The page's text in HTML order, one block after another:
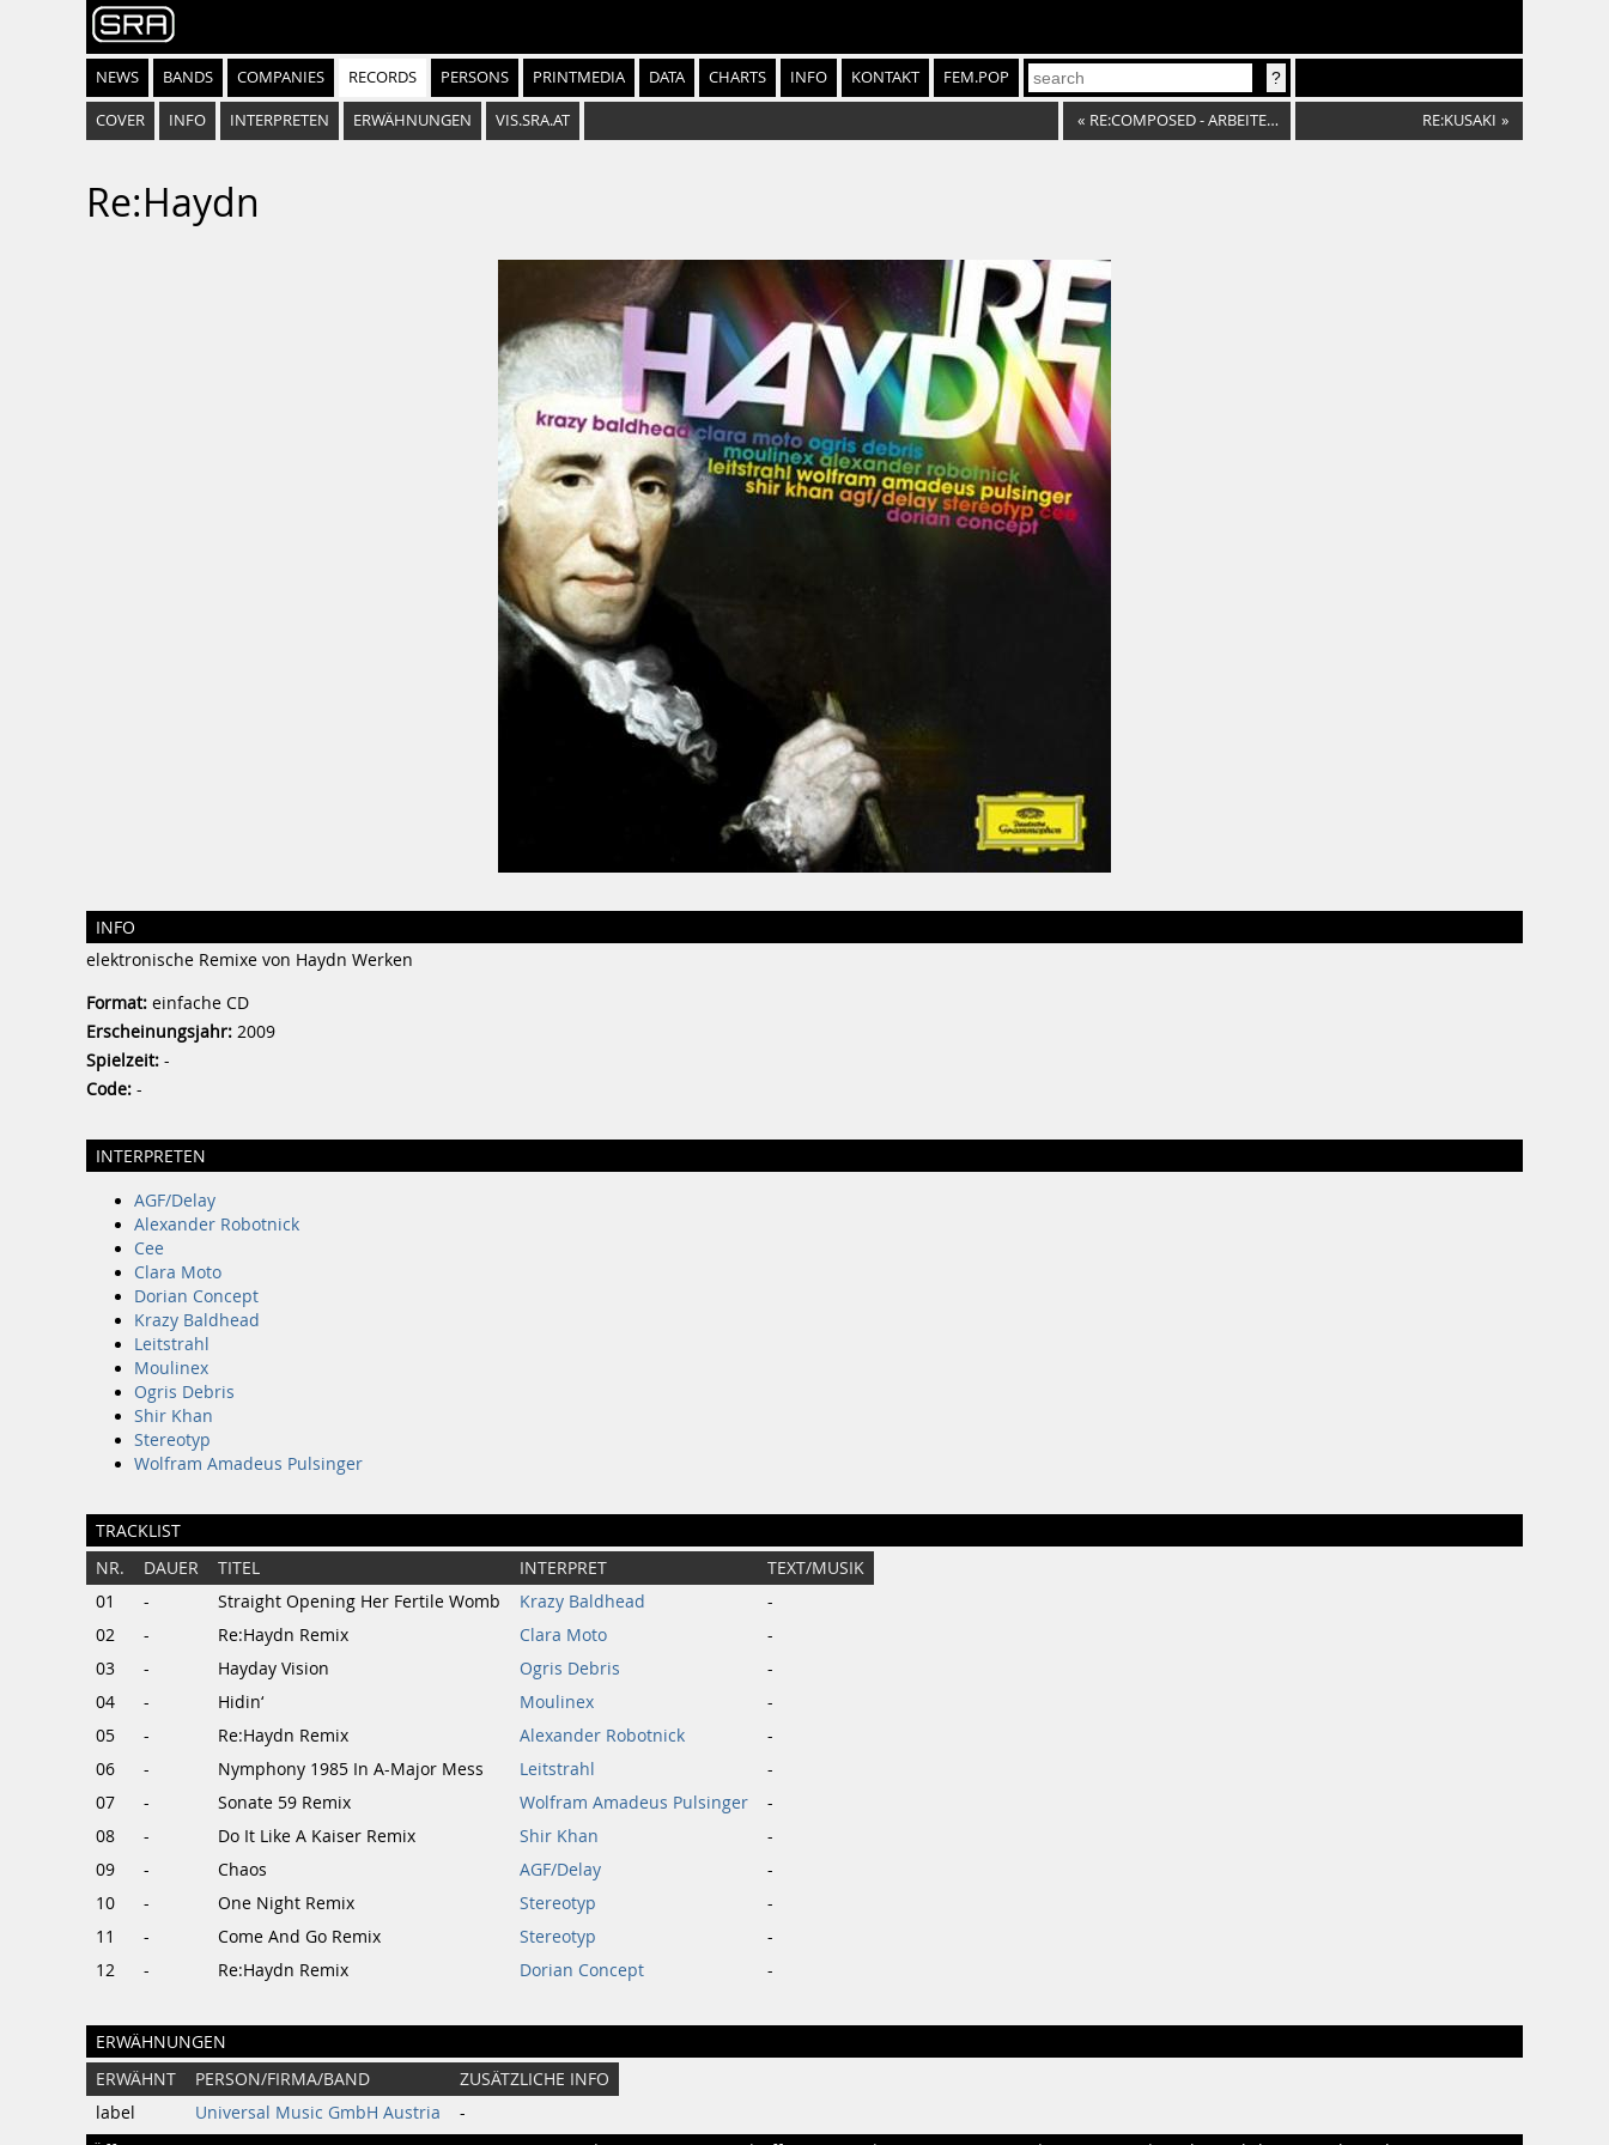
NEWS BANDS COMPANIES RECORDS PERSONS PRINTMEDIA DATA CHARTS INFO KONTAKT FEM.POP
COVER INFO INTERPRETEN ERWÄHNUNGEN VIS.SRA.AT « RE:COMPOSED - ARBEITERINNEN- UND FEMINISTISCHE LIEDER RE:KUSAKI »
Re:Haydn
INFO
elektronische Remixe von Haydn Werken
Format: einfache CD
Erscheinungsjahr: 2009
Spielzeit: -
Code: -
INTERPRETEN
AGF/Delay
Alexander Robotnick
Cee
Clara Moto
Dorian Concept
Krazy Baldhead
Leitstrahl
Moulinex
Ogris Debris
Shir Khan
Stereotyp
Wolfram Amadeus Pulsinger
TRACKLIST
NR. DAUER TITEL INTERPRET
TEXT/MUSIK
01
- Straight Opening Her Fertile Womb Krazy Baldhead
-
02
- Re:Haydn Remix Clara Moto
-
03
- Hayday Vision Ogris Debris
-
04
- Hidin‘ Moulinex
-
05
- Re:Haydn Remix Alexander Robotnick
-
06
- Nymphony 1985 In A-Major Mess Leitstrahl
-
07
- Sonate 59 Remix Wolfram Amadeus Pulsinger
-
08
- Do It Like A Kaiser Remix Shir Khan
-
09
- Chaos AGF/Delay
-
10
- One Night Remix Stereotyp
-
11
- Come And Go Remix Stereotyp
-
12
- Re:Haydn Remix Dorian Concept -
ERWÄHNUNGEN
ERWÄHNT PERSON/FIRMA/BAND
ZUSÄTZLICHE INFO
label
Universal Music GmbH Austria
-